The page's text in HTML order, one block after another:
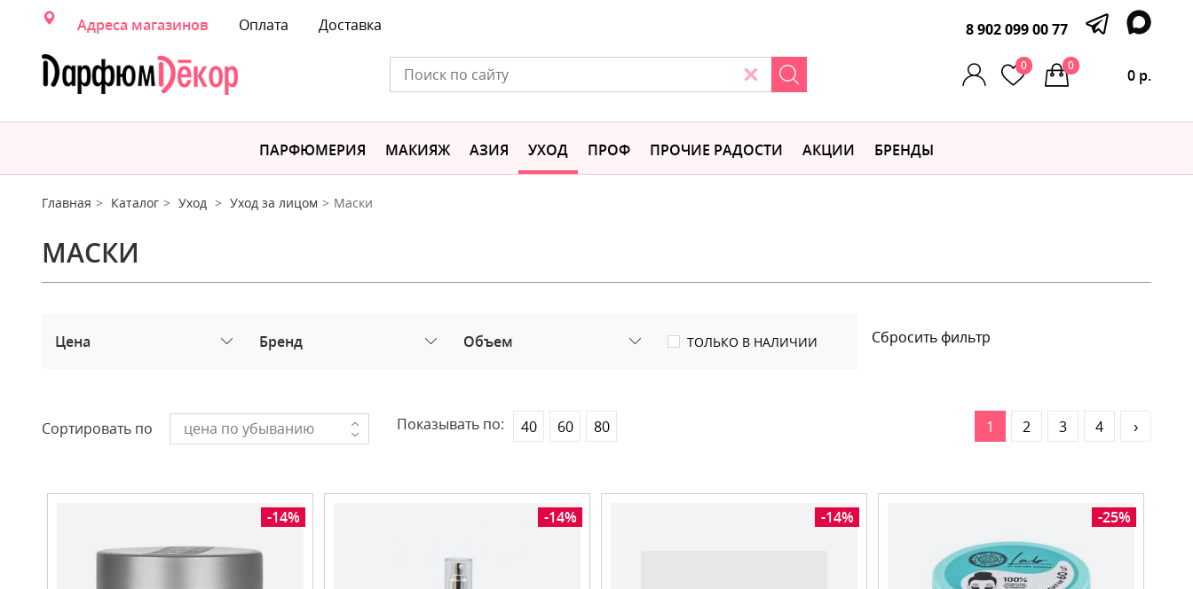
Адреса магазинов Оплата Доставка 8 902 099 00 77
0
0 р.
0
ПАРФЮМЕРИЯ МАКИЯЖ АЗИЯ УХОД ПРОФ ПРОЧИЕ РАДОСТИ АКЦИИ БРЕНДЫ
Главная Каталог Уход Уход за лицом Маски
МАСКИ
Цена Бренд Объем ТОЛЬКО В НАЛИЧИИ Сбросить фильтр
Сортировать по цена по убыванию Показывать по: 40 60 80 1 2 3 4 ›
-14% -14% -14% -25%